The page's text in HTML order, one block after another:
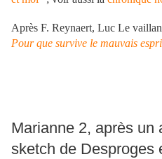
Après F. Reynaert, Luc Le
Pour que survive le mauvais
Marianne 2, après un
sketch de Desproges